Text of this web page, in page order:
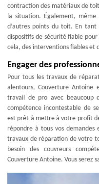
contraction des matériaux de
la situation. Également,
d’autres points du toit. En tant
dispositifs de sécurité fiable
cela, des interventions fiables et
Engager des
Pour tous les travaux de
alentours, Couverture
travail de pro avec beaucoup
compétence incontestable de
est prêt à mettre à votre profit
répondre à tous vos
travaux de réparation de votre
besoin des couvreurs
Couverture Antoine. Vous serez